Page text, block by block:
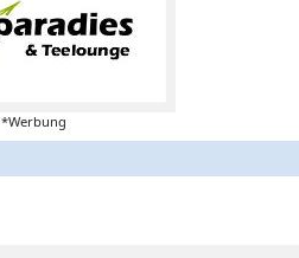
*Werbung